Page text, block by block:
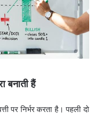
बनाती हैं
पर निर्भर करता है। पहली दो